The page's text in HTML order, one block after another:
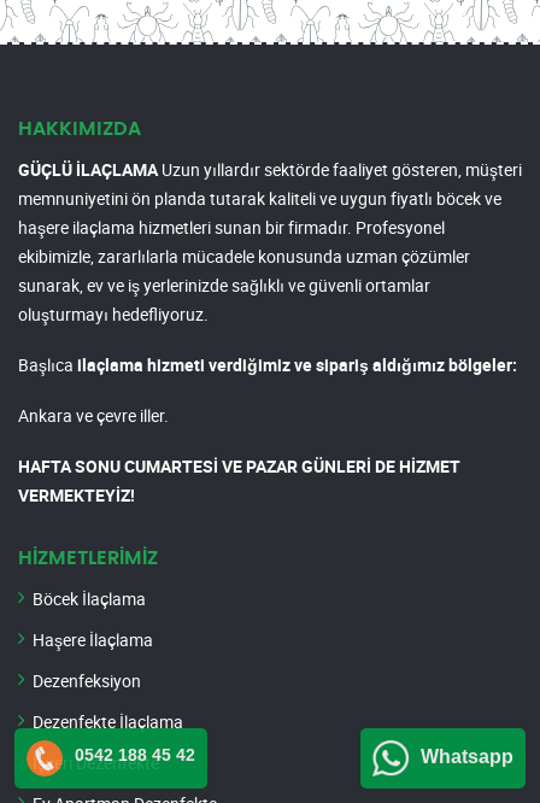
HAKKIMIZDA
GÜÇLÜ İLAÇLAMAUzun yıllardır sektörde faaliyet gösteren, müşteri
memnuniyetini ön planda tutarak kaliteli ve uygun fiyatlı böcek ve
haşere ilaçlama hizmetleri sunan bir firmadır. Profesyonel
ekibimizle, zararlılarla mücadele konusunda uzman çözümler
sunarak, ev ve iş yerlerinizde sağlıklı ve güvenli ortamlar
oluşturmayı hedefliyoruz.
Başlıca ilaçlama hizmeti verdiğimiz ve sipariş aldığımız bölgeler:
Ankara ve çevre iller.
HAFTA SONU CUMARTESİ VE PAZAR GÜNLERİ DE HİZMET
VERMEKTEYİZ!
HİZMETLERİMİZ
Böcek İlaçlama
Haşere İlaçlama
Dezenfeksiyon
Dezenfekte İlaçlama
İşyeri Dezenfekte
0542 188 45 42 Whatsapp